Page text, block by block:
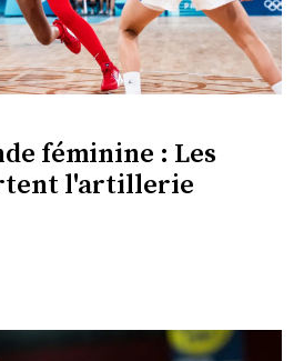
féminine : Les
l'artillerie